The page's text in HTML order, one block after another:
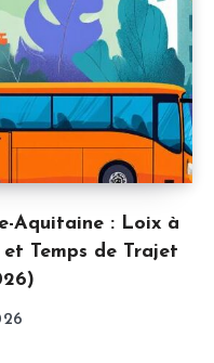
Aquitaine : Loix à
Temps de Trajet